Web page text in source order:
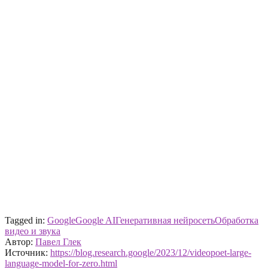
Tagged in: GoogleGoogle AIГенеративная нейросетьОбработка
видео и звука
Автор: Павел Глек
Источник: https://blog.research.google/2023/12/videopoet-large-
language-model-for-zero.html